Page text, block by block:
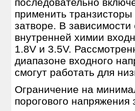
применить
затворе. В
внутренней химии
1.8V и 3.5V.
диапазоне входного
смогут работать для
Ограничение на
порогового напряжения
Рис. 12. Реализация схемы с кнопкой ON/
В показанной схеме есть два варианта
этом случае ток проходит через
попасть на остальную схему Raspberry Pi.
будет приходить в обход этого